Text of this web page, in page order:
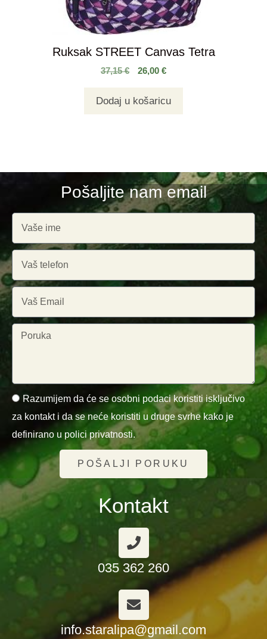
Ruksak STREET Canvas Tetra
37,15€ 26,00 €
Dodaj u košaricu
Pošaljite nam email
Razumijem da će se osobni podaci koristiti isključivo
za kontakt i da se neće koristiti u druge svrhe kako je
definirano u polici privatnosti.
POŠALJI PORUKU
Kontakt
035 362 260
info.staralipa@gmail.com